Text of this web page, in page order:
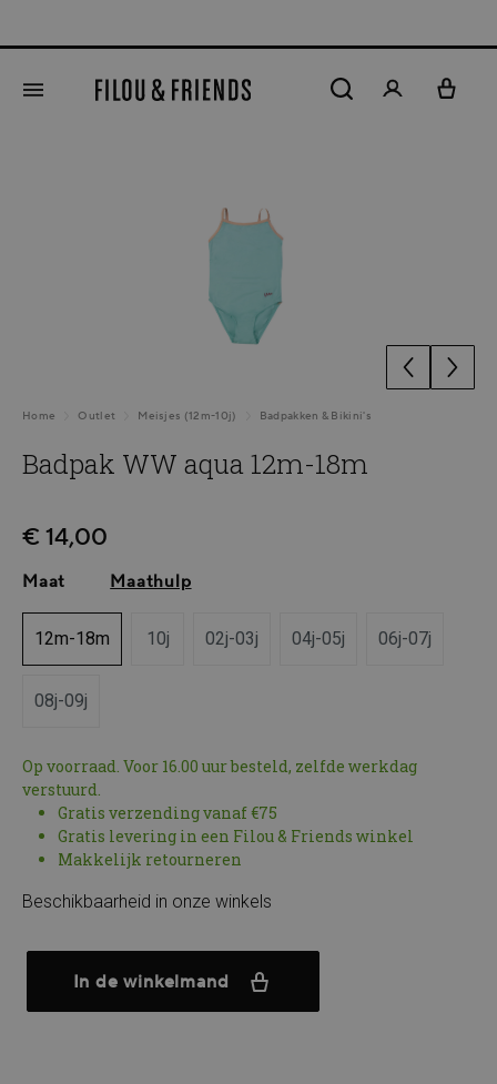
Home Outlet Meisjes (12m-10j) Badpakken & Bikini's
Badpak WW aqua 12m-18m
€ 14,00
Maat Maathulp
12m-18m 10j 02j-03j 04j-05j 06j-07j
08j-09j
Op voorraad. Voor 16.00 uur besteld, zelfde werkdag
verstuurd.
Gratis verzending vanaf €75
Gratis levering in een Filou & Friends winkel
Makkelijk retourneren
Beschikbaarheid in onze winkels
In de winkelmand